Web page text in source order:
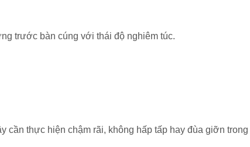
trước bàn cúng với thái độ nghiêm túc.
cần thực hiện chậm rãi, không hấp tấp hay đùa giỡn trong